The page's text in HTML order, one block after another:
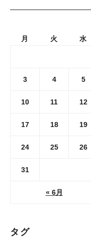
月
火 水
« 6月
3 4 5
10 11 12
17 18 19
24 25 26
31
タグ